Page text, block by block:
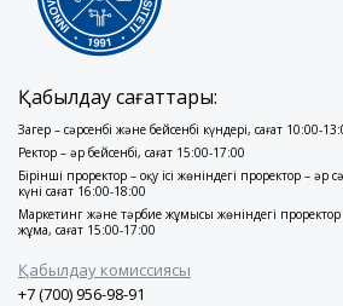
Қабылдау сағаттары:
Заңгер – сәрсенбі және бейсенбі күндері, сағат 10:00-
Ректор – әр бейсенбі, сағат 15:00-17:00
Бірінші проректор – оқу ісі жөніндегі проректор – әр
күні сағат 16:00-18:00
Маркетинг және тәрбие жұмысы жөніндегі
жұма, сағат 15:00-17:00
Қабылдау комиссиясы
+7 (700) 956-98-91